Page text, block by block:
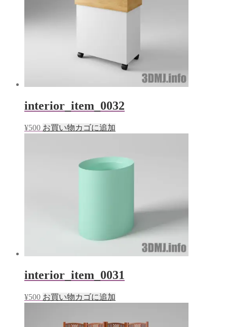
interior_item_0032
¥500 お買い物カゴに追加
interior_item_0031
¥500 お買い物カゴに追加